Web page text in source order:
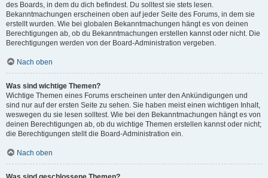
des Boards, in dem du dich befindest. Du solltest sie stets lesen.
Bekanntmachungen erscheinen oben auf jeder Seite des Forums, in dem sie
erstellt wurden. Wie bei globalen Bekanntmachungen hängt es von deinen
Berechtigungen ab, ob du Bekanntmachungen erstellen kannst oder nicht. Die
Berechtigungen werden von der Board-Administration vergeben.
Nach oben
Was sind wichtige Themen?
Wichtige Themen eines Forums erscheinen unter den Ankündigungen und
sind nur auf der ersten Seite zu sehen. Sie haben meist einen wichtigen Inhalt,
weswegen du sie lesen solltest. Wie bei den Bekanntmachungen hängt es von
deinen Berechtigungen ab, ob du wichtige Themen erstellen kannst oder nicht;
die Berechtigungen stellt die Board-Administration ein.
Nach oben